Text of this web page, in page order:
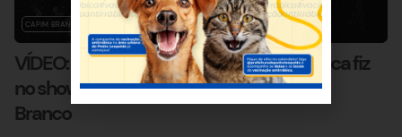
CAPIM BRANCO
VÍDEO: “Vou cantar uma música que nunca fiz
no show”, diz Naiara Azevedo em Capim
Branco